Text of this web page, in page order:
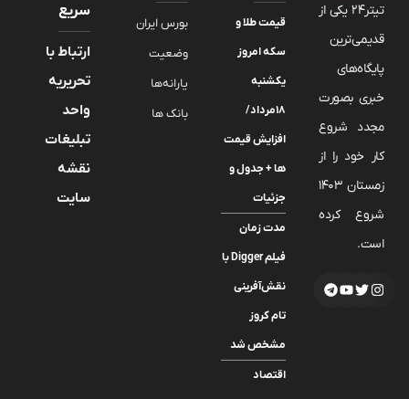
تیتر24 یکی از
قدیمی‌ترین
پایگاه‌های
خبری بصورت
مجدد شروع
کار خود را از
زمستان 1403
شروع کرده
است.
قیمت طلا و
سکه امروز
یکشنبه
۱۸مرداد/
افزایش قیمت
ها + جدول و
جزئیات
مدت زمان
فیلم Digger با
نقش‌آفرینی
تام کروز
مشخص شد
اقتصاد
بورس ایران
وضعیت
یارانه‌ها
بانک ها
سریع
ارتباط با
تحریریه
واحد
تبلیغات
نقشه
سایت